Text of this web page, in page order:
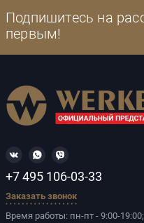
Подпишитесь на
первым!
+7 495 106-03-33
Заказать звонок
Время работы: пн-пт - 9:00-